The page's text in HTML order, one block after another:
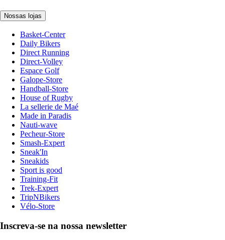
Nossas lojas
Basket-Center
Daily Bikers
Direct Running
Direct-Volley
Espace Golf
Galope-Store
Handball-Store
House of Rugby
La sellerie de Maé
Made in Paradis
Nauti-wave
Pecheur-Store
Smash-Expert
Sneak'In
Sneakids
Sport is good
Training-Fit
Trek-Expert
TripNBikers
Vélo-Store
Inscreva-se na nossa newsletter